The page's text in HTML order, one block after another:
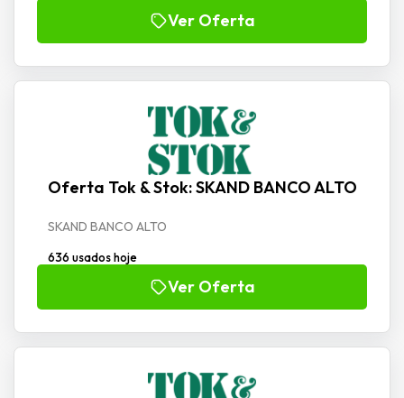
Ver Oferta
Oferta Tok & Stok: SKAND BANCO ALTO
SKAND BANCO ALTO
636 usados hoje
Ver Oferta